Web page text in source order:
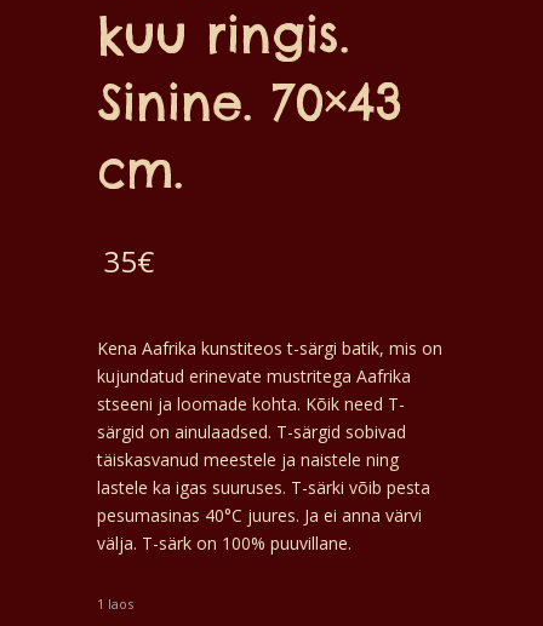
kuu ringis.
Sinine. 70×43
cm.
35€
Kena Aafrika kunstiteos t-särgi batik, mis on
kujundatud erinevate mustritega Aafrika
stseeni ja loomade kohta. Kõik need T-
särgid on ainulaadsed. T-särgid sobivad
täiskasvanud meestele ja naistele ning
lastele ka igas suuruses. T-särki võib pesta
pesumasinas 40°C juures. Ja ei anna värvi
välja. T-särk on 100% puuvillane.
1 laos